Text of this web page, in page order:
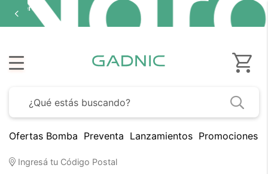
Ofertas Bomba Preventa Lanzamientos Promociones
Ingresá tu Código Postal